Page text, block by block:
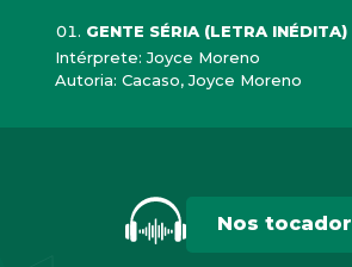
GENTE SÉRIA (LETRA INÉDITA)
Intérprete: Joyce Moreno
Autoria: Cacaso, Joyce Moreno
Nos